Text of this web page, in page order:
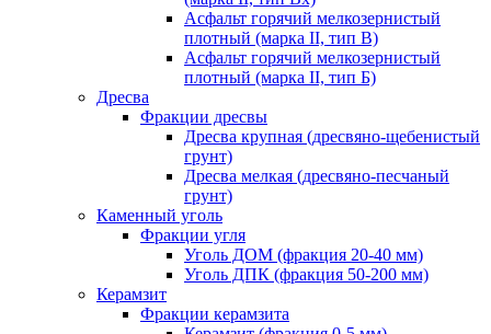
Асфальт горячий мелкозернистый
плотный (марка II, тип В)
Асфальт горячий мелкозернистый
плотный (марка II, тип Б)
Дресва
Фракции дресвы
Дресва крупная (дресвяно-щебенистый
грунт)
Дресва мелкая (дресвяно-песчаный
грунт)
Каменный уголь
Фракции угля
Уголь ДОМ (фракция 20-40 мм)
Уголь ДПК (фракция 50-200 мм)
Керамзит
Фракции керамзита